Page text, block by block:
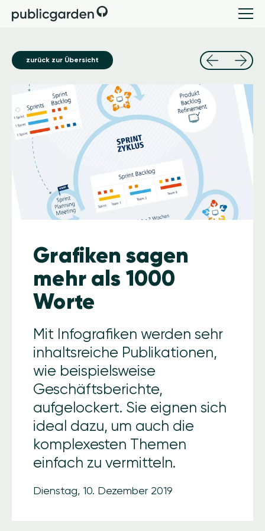
zurück zur Übersicht
Image
Grafiken sagen
mehr als 1000
Worte
Mit Infografiken werden sehr
inhaltsreiche Publikationen,
wie beispielsweise
Geschäftsberichte,
aufgelockert. Sie eignen sich
ideal dazu, um auch die
komplexesten Themen
einfach zu vermitteln.
Dienstag, 10. Dezember 2019